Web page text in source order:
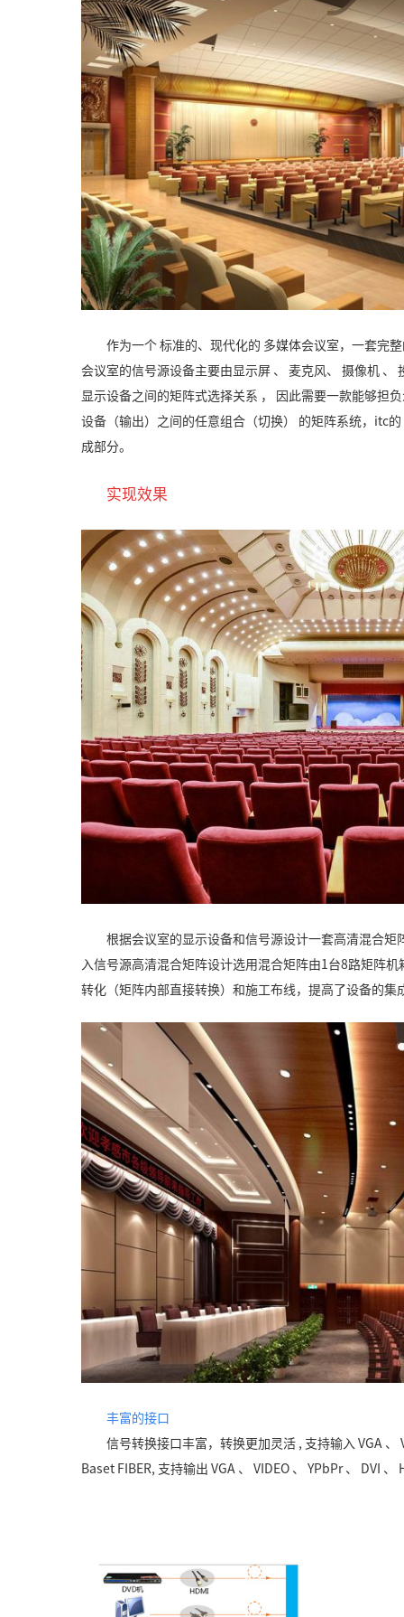
作为一个 标准的、现代化的 多媒体会议室，一套完
会议室的信号源设备主要由显示屏 、 麦克风、 摄像机 、
显示设备之间的矩阵式选择关系 ， 因此需要一款能够担
设备（输出）之间的任意组合（切换） 的矩阵系统，itc
成部分。
实现效果
根据会议室的显示设备和信号源设计一套高清混合
入信号源高清混合矩阵设计选用混合矩阵由1台8路矩阵
转化（矩阵内部直接转换）和施工布线，提高了设备的集
丰富的接口
信号转换接口丰富，转换更加灵活 , 支持输入 VGA 、
Baset FIBER, 支持输出 VGA 、 VIDEO 、 YPbPr 、 DVI 、